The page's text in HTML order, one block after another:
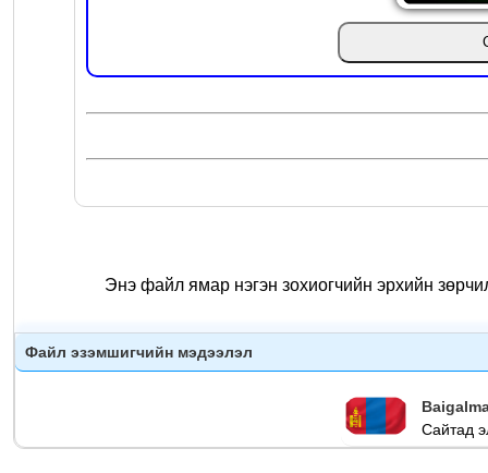
Энэ файл ямар нэгэн зохиогчийн эрхийн
Файл эзэмшигчийн мэдээлэл
Сайтад